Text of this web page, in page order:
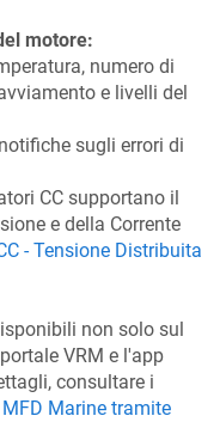
motore:
numero di
e livelli del
sugli errori di
CC supportano il
e della Corrente
- Tensione Distribuita
non solo sul
VRM e l'app
consultare i
Marine tramite